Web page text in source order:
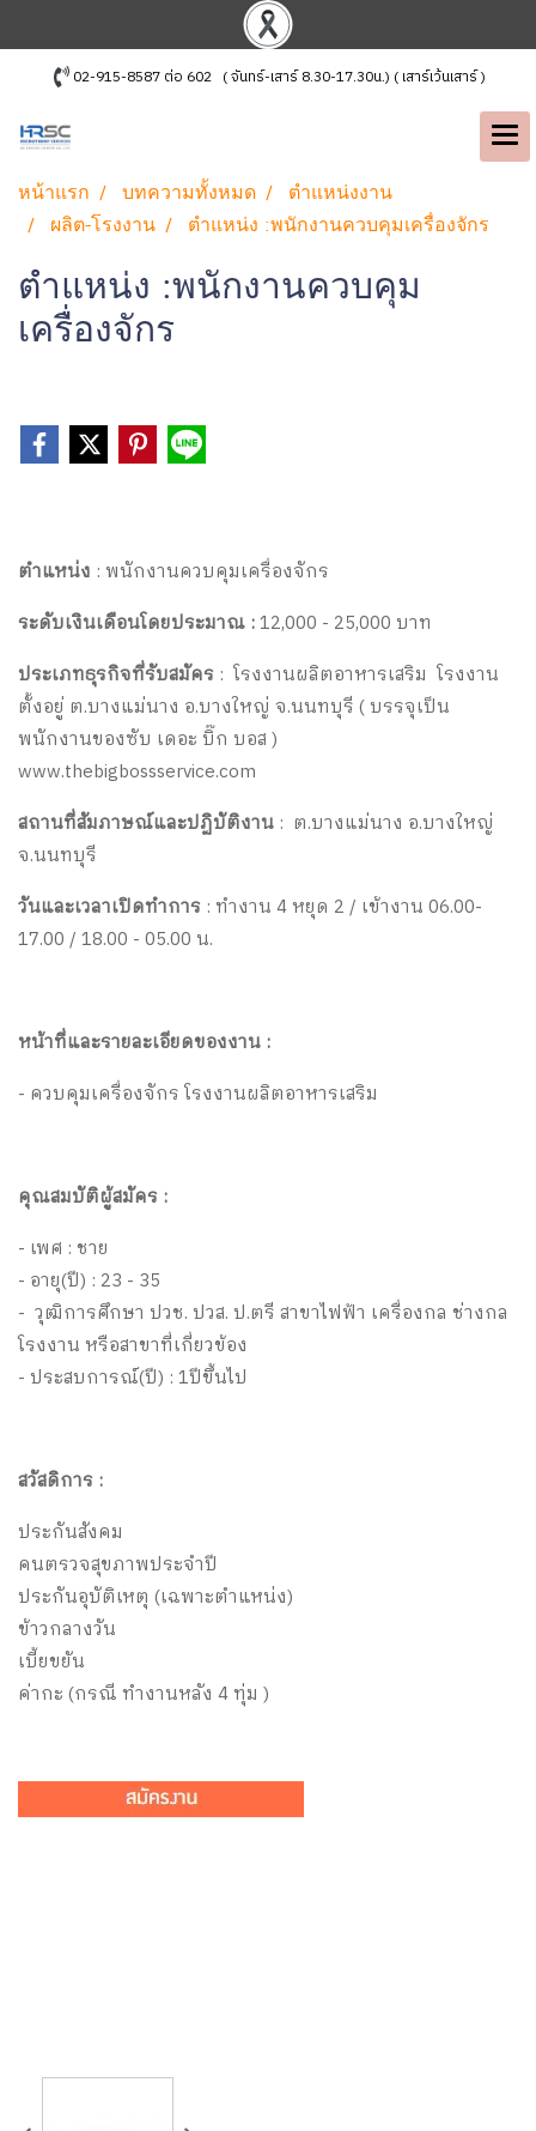
02-915-8587 ต่อ 602 ( จันทร์-เสาร์ 8.30-17.30น.) ( เสาร์เว้นเสาร์ )
หน้าแรก บทความทั้งหมด
ตำแหน่งงาน
ผลิต-โรงงาน
ตำแหน่ง :พนักงานควบคุมเครื่องจักร
ตำแหน่ง :พนักงานควบคุม
เครื่องจักร
ตำแหน่ง : พนักงานควบคุมเครื่องจักร
ระดับเงินเดือนโดยประมาณ :12,000 - 25,000 บาท
ประเภทธุรกิจที่รับสมัคร : โรงงานผลิตอาหารเสริม โรงงาน
ตั้งอยู่ ต.บางแม่นาง อ.บางใหญ่ จ.นนทบุรี ( บรรจุเป็น
พนักงานของซับ เดอะ บิ๊ก บอส )
www.thebigbossservice.com
สถานที่สัมภาษณ์และปฏิบัติงาน : ต.บางแม่นาง อ.บางใหญ่
จ.นนทบุรี
วันและเวลาเปิดทำการ : ทำงาน 4 หยุด 2 / เข้างาน 06.00-
17.00 / 18.00 - 05.00 น.
หน้าที่และรายละเอียดของงาน :
- ควบคุมเครื่องจักร โรงงานผลิตอาหารเสริม
คุณสมบัติผู้สมัคร :
- เพศ : ชาย
- อายุ(ปี) : 23 - 35
- วุฒิการศึกษา ปวช. ปวส. ป.ตรี สาขาไฟฟ้า เครื่องกล ช่างกล
โรงงาน หรือสาขาที่เกี่ยวข้อง
- ประสบการณ์(ปี) : 1ปีขึ้นไป
สวัสดิการ :
ประกันสังคม
คนตรวจสุขภาพประจำปี
ประกันอุบัติเหตุ (เฉพาะตำแหน่ง)
ข้าวกลางวัน
เบี้ยขยัน
ค่ากะ (กรณี ทำงานหลัง 4 ทุ่ม )